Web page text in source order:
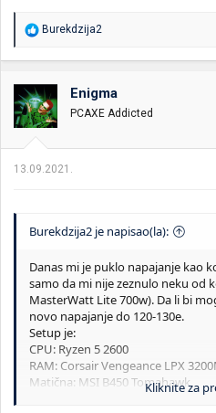
R
a
o
v
a
n
:
Burekdzija2
Enigma
PCAXE Addicted
13.09.2021.
Burekdzija2 je napisao(la):
Danas mi je puklo napajanje kao
samo da mi nije zeznulo neku od
MasterWatt Lite 700w). Da li bi
novo napajanje do 120-130e.
Setup je:
CPU: Ryzen 5 2600
RAM: Corsair Vengeance LPX
Matična: MSI B450 Tomahawk
Monitori: 2 x AOC 24G2U
Kliknite za